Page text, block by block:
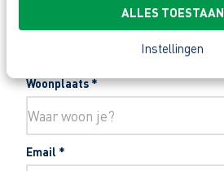
ALLES TOESTAAN
Instellingen
Toevoeging huisnummer
Woonplaats*
Email *